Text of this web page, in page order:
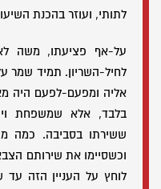
לתותי, ועוזר בהכנת
על-אף פציעתו, משה
לחיל-השריון. תמיד שמר
אליה ומפעם-לפעם היה
בלבד, אלא שמשפחת
ששירתו בסביבה. כמה
וכשסיימו את שירותם
לוחץ על העניין הזה עד